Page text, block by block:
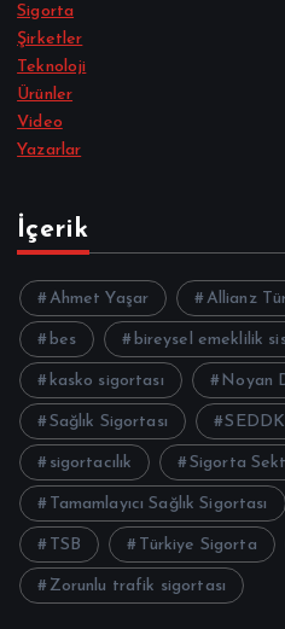
Sigorta
Şirketler
Teknoloji
Ürünler
Video
Yazarlar
İçerik
Ahmet Yaşar Allianz
bes bireysel emeklilik
kasko sigortası Noyan
Sağlık Sigortası SEDDK
sigortacılık Sigorta
Tamamlayıcı Sağlık Sigortası
TSB Türkiye Sigorta
Zorunlu trafik sigortası